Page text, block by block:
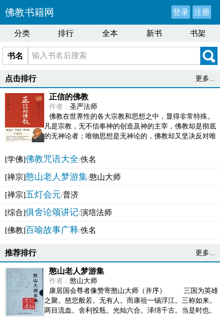
佛教书籍网 登录 注册
分类 排行 全本 新书 书架
书名
点击排行 更多...
正信的佛教
作者： 圣严法师
佛教在世界性的各大宗教和思想之中，显得非常特殊。
凡是宗教，无不信奉神的创造及神的主宰，佛教却是彻底
的无神论者；唯物思想是无神论的，佛教却又坚决反对唯
[学佛]佛教咒语大全/佚名
[禅宗]憨山老人梦游集/憨山大师
[禅宗]五灯会元/普济
[综合]俱舍论颂讲记/演培法师
[佛教]百喻故事广释/佚名
推荐排行 更多...
憨山老人梦游集
作者： 憨山大师
康居国会尊者像赞寄憨山大师（并序） 三国为英雄
之聚。慈悲般若。无有人。而康祖一锡浮江。三称如来。
两目流血。舍利投瓶。光灿六合。泽绵千古。当是时也。